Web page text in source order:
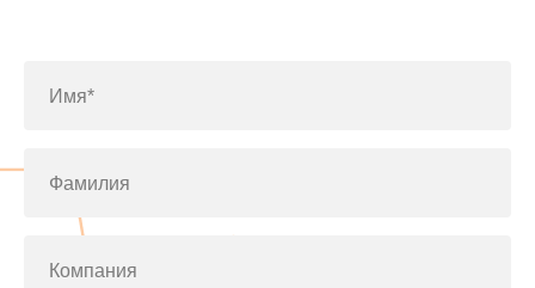
Имя*
Фамилия
Компания